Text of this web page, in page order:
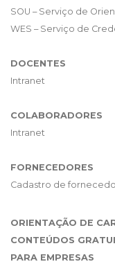
SOU – Serviço de
WES – Serviço de
DOCENTES
Intranet
COLABORADORES
Intranet
FORNECEDORES
Cadastro de
ORIENTAÇÃO DE
CONTEÚDOS
PARA EMPRESAS